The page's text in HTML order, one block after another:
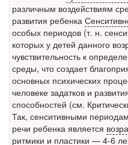
Местная анестезия
различным воздействиям
развития ребенка
особых периодов (т. н.
которых у детей данного
чувствительность к
среды, что создает
основных психических
человеке задатков и
способностей (см.
Так, сенситивными
речи ребенка является
ритмики и пластики — 4-6